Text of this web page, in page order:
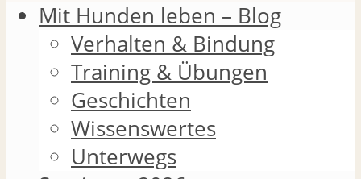
Mit Hunden leben – Blog
Verhalten & Bindung
Training & Übungen
Geschichten
Wissenswertes
Unterwegs